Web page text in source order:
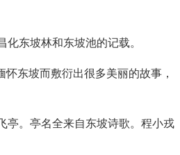
东坡林和东坡池的记载。
东坡而敷衍出很多美丽的故事，
亭。亭名全来自东坡诗歌。程小戎